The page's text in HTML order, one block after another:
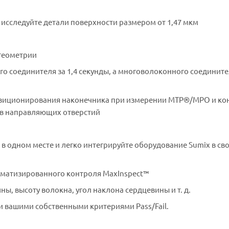
Оправа для керамических
2.00 мм с полировкой PC. Для
коннекторов MTP/MPO Female
коннекторов MTP/MPO Female
волокон)
детали поверхности размером от 1,47 мкм
соединителя за 1,4 секунды, а многоволоконного
наконечника при измерении MTP®/MPO и
направляющих отверстий
месте и легко интегрируйте оборудование Sumix в
контроля MaxInspect™
высоту волокна, угол наклона сердцевины и т. д.
вашими собственными критериями Pass/Fail.